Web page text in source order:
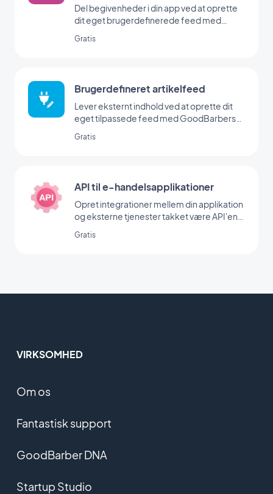
Del begivenheder i din app ved at oprette
dit eget brugerdefinerede feed med
Gratis
Brugerdefineret artikelfeed
Lever eksternt indhold ved at oprette dit
eget tilpassede feed med GoodBarbers
Gratis
API til e-handelsapplikationer
Opret integrationer mellem din applikation
og eksterne tjenester takket være API'en
rådighed til at sende push-meddelelser, se
Gratis
VIRKSOMHED
Om os
Fantastisk support
GoodBarber DNA
Startup Studio